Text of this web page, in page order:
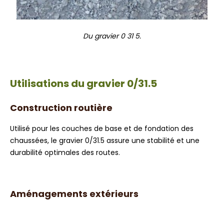
Du gravier 0 31 5.
Utilisations du gravier 0/31.5
Construction routière
Utilisé pour les couches de base et de fondation des
chaussées, le gravier 0/31.5 assure une stabilité et une
durabilité optimales des routes.
Aménagements extérieurs